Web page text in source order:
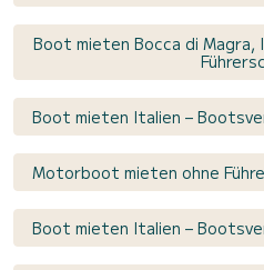
Boot mieten Bocca di Magra,
Boot mieten Italien –
Motorboot mieten ohne
Boot mieten Italien –